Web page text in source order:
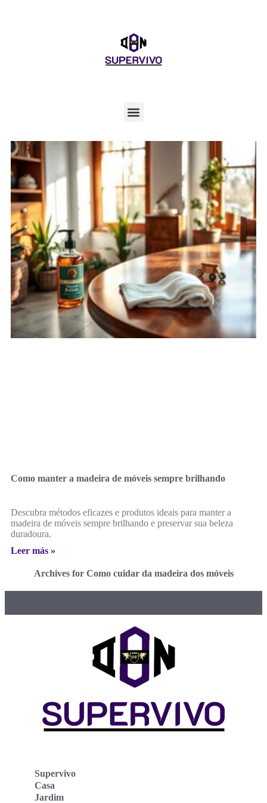
Como manter a madeira de móveis sempre brilhando
Descubra métodos eficazes e produtos ideais para manter a
madeira de móveis sempre brilhando e preservar sua beleza
duradoura.
Leer más »
Archives for Como cuidar da madeira dos móveis
Supervivo
Casa
Jardim